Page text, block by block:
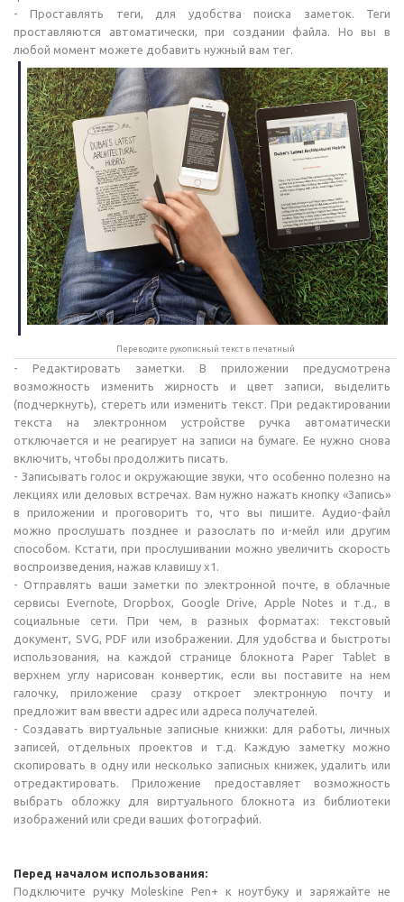
- Проставлять теги, для удобства поиска заметок. Теги
проставляются автоматически, при создании файла. Но вы в
любой момент можете добавить нужный вам тег.
Переводите рукописный текст в печатный
- Редактировать заметки. В приложении предусмотрена
возможность изменить жирность и цвет записи, выделить
(подчеркнуть), стереть или изменить текст. При редактировании
текста на электронном устройстве ручка автоматически
отключается и не реагирует на записи на бумаге. Ее нужно снова
включить, чтобы продолжить писать.
- Записывать голос и окружающие звуки, что особенно полезно на
лекциях или деловых встречах. Вам нужно нажать кнопку «Запись»
в приложении и проговорить то, что вы пишите. Аудио-файл
можно прослушать позднее и разослать по и-мейл или другим
способом. Кстати, при прослушивании можно увеличить скорость
воспроизведения, нажав клавишу x1.
- Отправлять ваши заметки по электронной почте, в облачные
сервисы Evernote, Dropbox, Google Drive, Apple Notes и т.д., в
социальные сети. При чем, в разных форматах: текстовый
документ, SVG, PDF или изображении. Для удобства и быстроты
использования, на каждой странице блокнота Paper Tablet в
верхнем углу нарисован конвертик, если вы поставите на нем
галочку, приложение сразу откроет электронную почту и
предложит вам ввести адрес или адреса получателей.
- Создавать виртуальные записные книжки: для работы, личных
записей, отдельных проектов и т.д. Каждую заметку можно
скопировать в одну или несколько записных книжек, удалить или
отредактировать. Приложение предоставляет возможность
выбрать обложку для виртуального блокнота из библиотеки
изображений или среди ваших фотографий.
Перед началом использования:
Подключите ручку Moleskine Pen+ к ноутбуку и заряжайте не